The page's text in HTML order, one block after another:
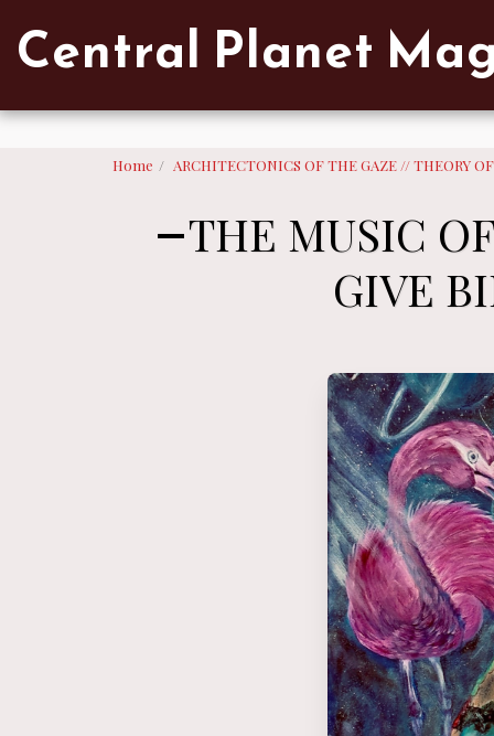
Central Planet
Home ARCHITECTONICS OF THE GAZE // THEORY
THE MUSIC
GIVE